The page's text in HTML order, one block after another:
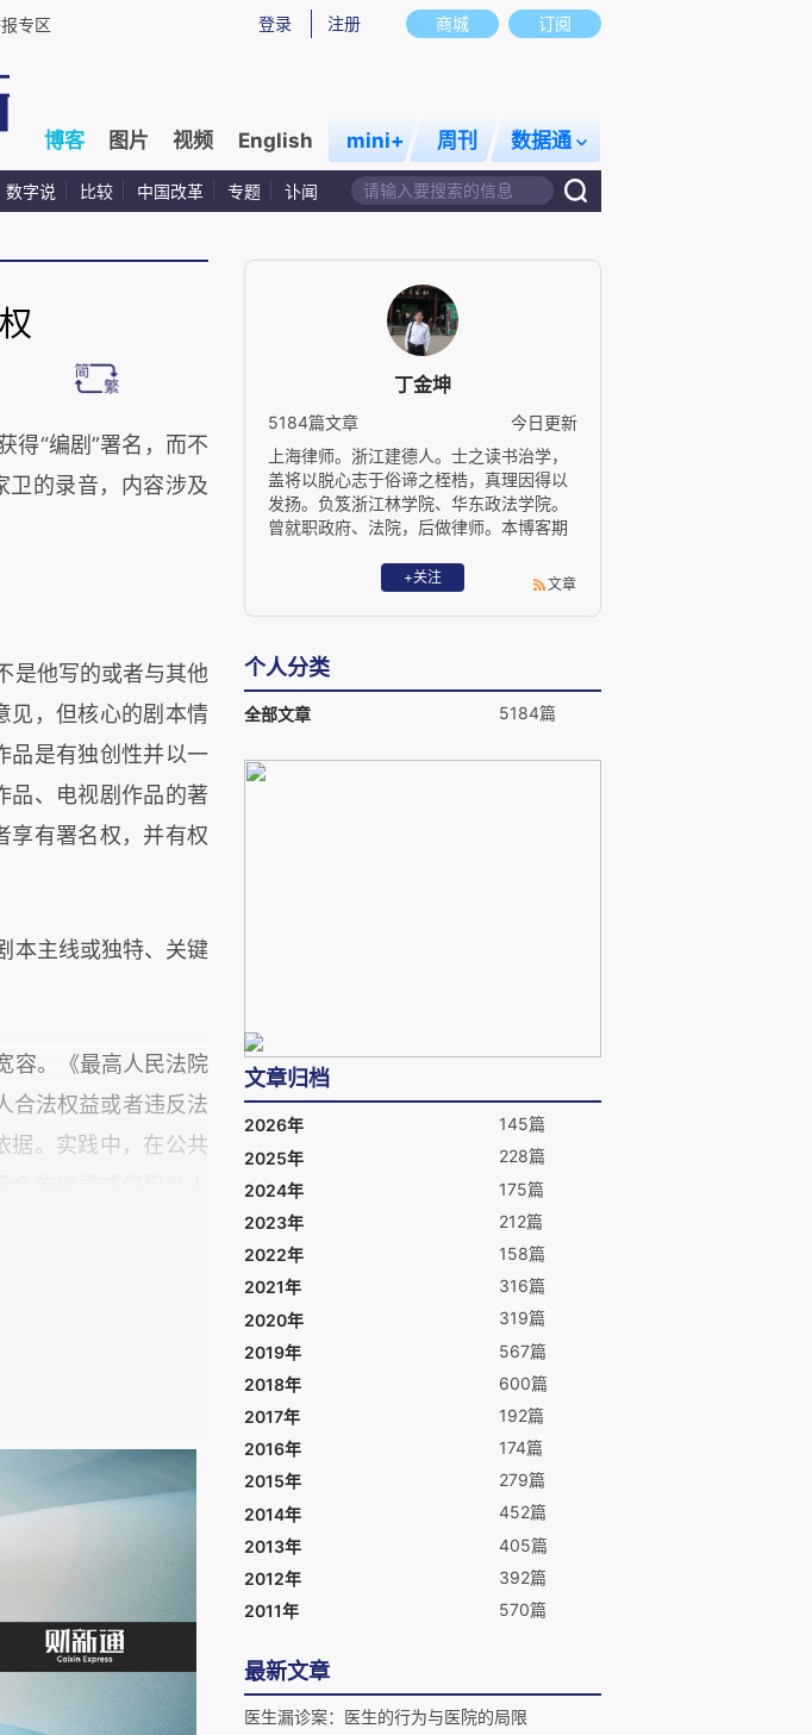
商城 订阅
登录 注册
专区
博客 图片 视频 English mini+ 周刊 数据通
数字说 比较 中国改革 专题 讣闻
得“编剧”署名，而不
卫的录音，内容涉及
是他写的或者与其他
见，但核心的剧本情
品是有独创性并以一
品、电视剧作品的著
享有署名权，并有权
本主线或独特、关键
容。《最高人民法院
合法权益或者违反法
据。实践中，在公共
担心记不住，可以录
不得公开。擅自公
个妨害秘密罪，即
的，然而因未循法律
丁金坤
5184篇文章
今日更新
上海律师。浙江建德人。士之读书治学，
盖将以脱心志于俗谛之桎梏，真理因得以
发扬。负笈浙江林学院、华东政法学院。
曾就职政府、法院，后做律师。本博客期
辩护、海事海商、知识产权、涉外诉讼仲
裁等。 Email: lawlaw202@outlook.com
+关注 文章
个人分类
全部文章 5184篇
文章归档
2026年
145篇
2025年
228篇
2024年
175篇
2023年
212篇
2022年
158篇
2021年
316篇
2020年
319篇
2019年
567篇
2018年
600篇
2017年
192篇
2016年
174篇
2015年
279篇
2014年
452篇
2013年
405篇
2012年
392篇
2011年
570篇
最新文章
医生漏诊案：医生的行为与医院的局限